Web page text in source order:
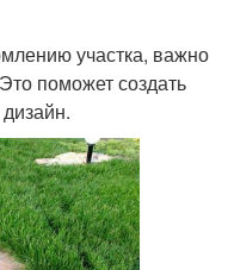
участка, важно
поможет создать